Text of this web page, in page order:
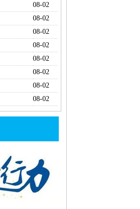
08-02
08-02
08-02
08-02
08-02
08-02
08-02
08-02